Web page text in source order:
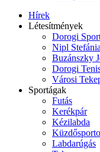
Hírek
Létesítmények
Dorogi
Nipl
Buzánszky
Dorogi
Városi
Sportágak
Futás
Kerékpár
Kézilabda
Labdarúgás